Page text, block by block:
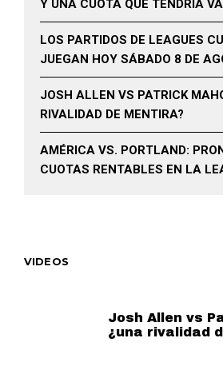
Y UNA CUOTA QUE TENDRÍA
LOS PARTIDOS DE LEAGUES
JUEGAN HOY SÁBADO 8 DE
JOSH ALLEN VS PATRICK
RIVALIDAD DE MENTIRA?
AMÉRICA VS. PORTLAND:
CUOTAS RENTABLES EN LA
VIDEOS
Josh Allen vs
¿una rivalidad